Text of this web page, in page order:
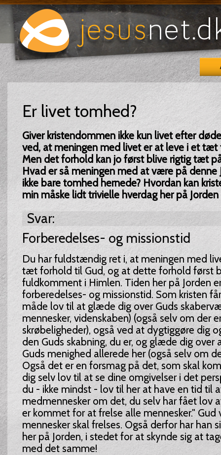
Er livet tomhed?
Giver kristendommen ikke kun livet efter
ved, at meningen med livet er at leve i et tæt
Men det forhold kan jo først blive rigtig tæt
Hvad er så meningen med at være på denne
ikke bare tomhed hernede? Hvordan kan
min måske lidt trivielle hverdag her på
Svar:
Forberedelses- og missionstid
Du har fuldstændig ret i, at meningen med
tæt forhold til Gud, og at dette forhold først
fuldkomment i Himlen. Tiden her på Jorden
forberedelses- og missionstid. Som kristen
måde lov til at glæde dig over Guds
mennesker, videnskaben) (også selv om der
skrøbeligheder), også ved at dygtiggøre dig
den Guds skabning, du er, og glæde dig over
Guds menighed allerede her (også selv om
Også det er en forsmag på det, som skal
dig selv lov til at se dine omgivelser i det
du - ikke mindst - lov til her at have en tid til
medmennesker om det, du selv har fået lov
er kommet for at frelse alle mennesker." Gud
mennesker skal frelses. Også derfor har han
her på Jorden, i stedet for at skynde sig at
med det samme!